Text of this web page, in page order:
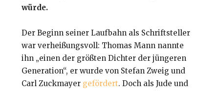
würde.
Der Beginn seiner Laufbahn als Schriftsteller
war verheißungsvoll: Thomas Mann nannte
ihn „einen der größten Dichter der jüngeren
Generation“, er wurde von Stefan Zweig und
Carl Zuckmayer gefördert. Doch als Jude und